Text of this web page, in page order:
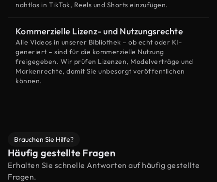
nahtlos in TikTok, Reels und Shorts einzufügen.
Kommerzielle Lizenz- und Nutzungsrechte
Alle Videos in unserer Bibliothek – ob echt oder KI-
generiert – sind für die kommerzielle Nutzung
freigegeben. Wir prüfen Lizenzen, Modelverträge und
Markenrechte, damit Sie unbesorgt veröffentlichen
können.
Brauchen Sie Hilfe?
Häufig gestellte Fragen
Erhalten Sie schnelle Antworten auf häufig gestellte
Fragen.